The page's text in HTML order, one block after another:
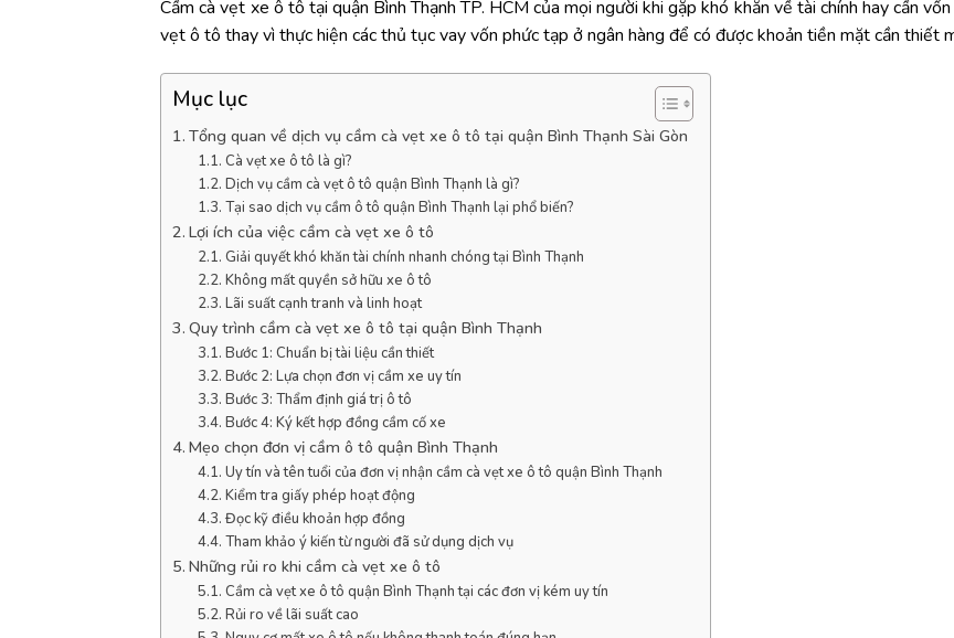
Cầm cà vẹt xe ô tô tại quận Bình Thạnh TP. HCM của mọi người khi gặp khó khăn về tài chính hay cần
vẹt ô tô thay vì thực hiện các thủ tục vay vốn phức tạp ở ngân hàng để có được khoản tiền mặt cần thiết
Mục lục
Tổng quan về dịch vụ cầm cà vẹt xe ô tô tại quận Bình Thạnh Sài Gòn
Cà vẹt xe ô tô là gì?
Dịch vụ cầm cà vẹt ô tô quận Bình Thạnh là gì?
Tại sao dịch vụ cầm ô tô quận Bình Thạnh lại phổ biến?
Lợi ích của việc cầm cà vẹt xe ô tô
Giải quyết khó khăn tài chính nhanh chóng tại Bình Thạnh
Không mất quyền sở hữu xe ô tô
Lãi suất cạnh tranh và linh hoạt
Quy trình cầm cà vẹt xe ô tô tại quận Bình Thạnh
Bước 1: Chuẩn bị tài liệu cần thiết
Bước 2: Lựa chọn đơn vị cầm xe uy tín
Bước 3: Thẩm định giá trị ô tô
Bước 4: Ký kết hợp đồng cầm cố xe
Mẹo chọn đơn vị cầm ô tô quận Bình Thạnh
Uy tín và tên tuổi của đơn vị nhận cầm cà vẹt xe ô tô quận Bình Thạnh
Kiểm tra giấy phép hoạt động
Đọc kỹ điều khoản hợp đồng
Tham khảo ý kiến từ người đã sử dụng dịch vụ
Những rủi ro khi cầm cà vẹt xe ô tô
Cầm cà vẹt xe ô tô quận Bình Thạnh tại các đơn vị kém uy tín
Rủi ro về lãi suất cao